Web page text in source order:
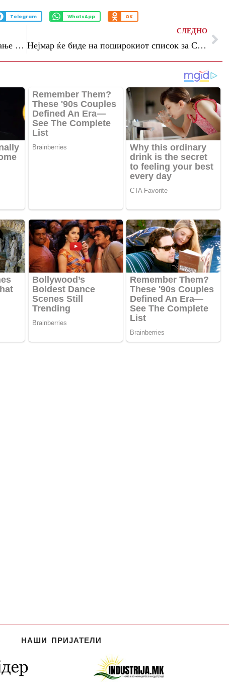
Telegram WhatsApp OK
Меси ги издвои фаворитите за освојување на Светското првенство
СЛЕДНО
Нејмар ќе биде на поширокиот список за Светското првенство
НАШИ ПРИЈАТЕЛИ